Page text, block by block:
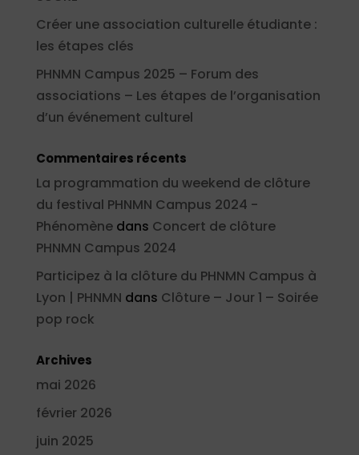
Créer une association culturelle étudiante :
les étapes clés
PHNMN Campus 2025 – Forum des
associations – Les étapes de l’organisation
d’un événement culturel
Commentaires récents
La programmation du weekend de clôture
du festival PHNMN Campus 2024 -
Phénomènedans Concert de clôture
PHNMN Campus 2024
Participez à la clôture du PHNMN Campus à
Lyon | PHNMN dans Clôture – Jour 1 – Soirée
pop rock
Archives
mai 2026
février 2026
juin 2025